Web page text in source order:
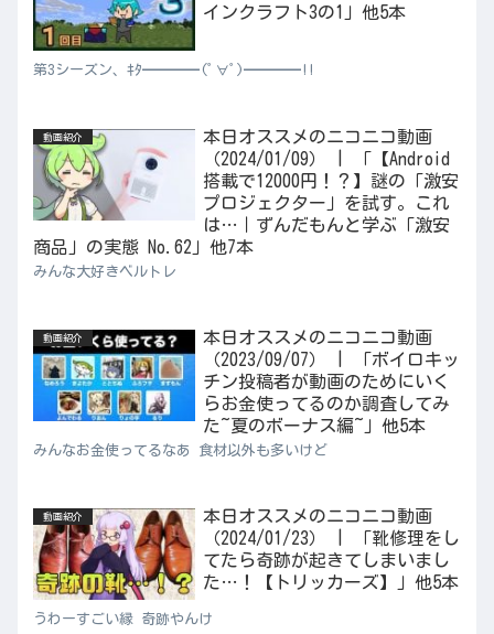
インクラフト3の1」他5本
第3シーズン、ｷﾀ━━━━(ﾟ∀ﾟ)━━━━!!
動画紹介
本日オススメのニコニコ動画
（2024/01/09） | 「【Android
搭載で12000円！？】謎の「激安
プロジェクター」を試す。これ
は…｜ずんだもんと学ぶ「激安
商品」の実態 No.62」他7本
みんな大好きベルトレ
動画紹介
本日オススメのニコニコ動画
（2023/09/07） | 「ボイロキッ
チン投稿者が動画のためにいく
らお金使ってるのか調査してみ
た~夏のボーナス編~」他5本
みんなお金使ってるなあ 食材以外も多いけど
動画紹介
本日オススメのニコニコ動画
（2024/01/23） | 「靴修理をし
てたら奇跡が起きてしまいまし
た…！【トリッカーズ】」他5本
うわーすごい縁 奇跡やんけ